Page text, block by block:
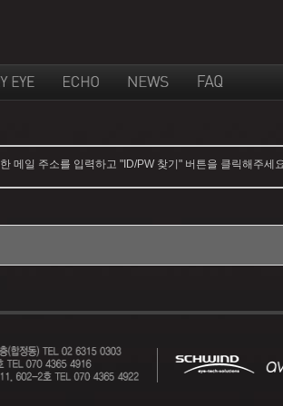
메일 주소를 입력하고 "ID/PW 찾기" 버튼을 클릭해주세